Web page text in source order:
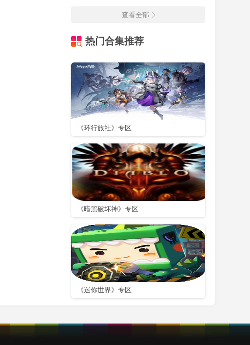
查看全部
热门合集推荐
《环行旅社》专区
《暗黑破坏神》专区
《迷你世界》专区